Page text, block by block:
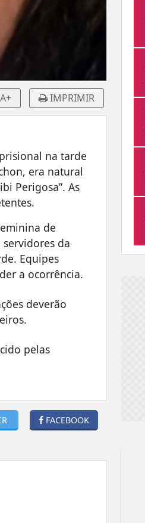
A+ IMPRIMIR
na tarde
era natural
Perigosa”. As
de
da
Equipes
a ocorrência.
deverão
pelas
FACEBOOK